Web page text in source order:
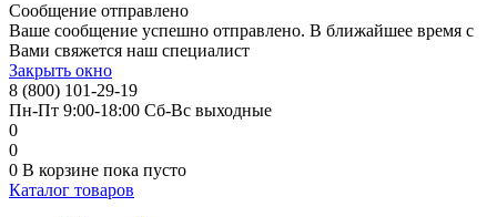
Сообщение отправлено
Ваше сообщение успешно отправлено. В ближайшее время с
Вами свяжется наш специалист
Закрыть окно
8 (800) 101-29-19
Пн-Пт 9:00-18:00 Сб-Вс выходные
0
0
0 В корзине пока пусто
Каталог товаров